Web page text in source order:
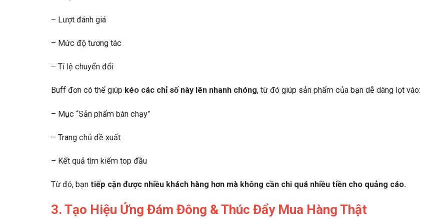
– Lượt đánh giá
– Mức độ tương tác
– Tỉ lệ chuyển đổi
Buff đơn có thể giúp kéo các chỉ số này lên nhanh chóng, từ đó giúp sản phẩm của bạn dễ dàng lọt vào:
– Mục “Sản phẩm bán chạy”
– Trang chủ đề xuất
– Kết quả tìm kiếm top đầu
Từ đó, bạn tiếp cận được nhiều khách hàng hơn mà không cần chi quá nhiều tiền cho quảng cáo.
3. Tạo Hiệu Ứng Đám Đông & Thúc Đẩy Mua Hàng Thật